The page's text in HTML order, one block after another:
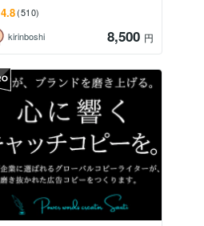
4.8(510)
kirinboshi
8,500 円